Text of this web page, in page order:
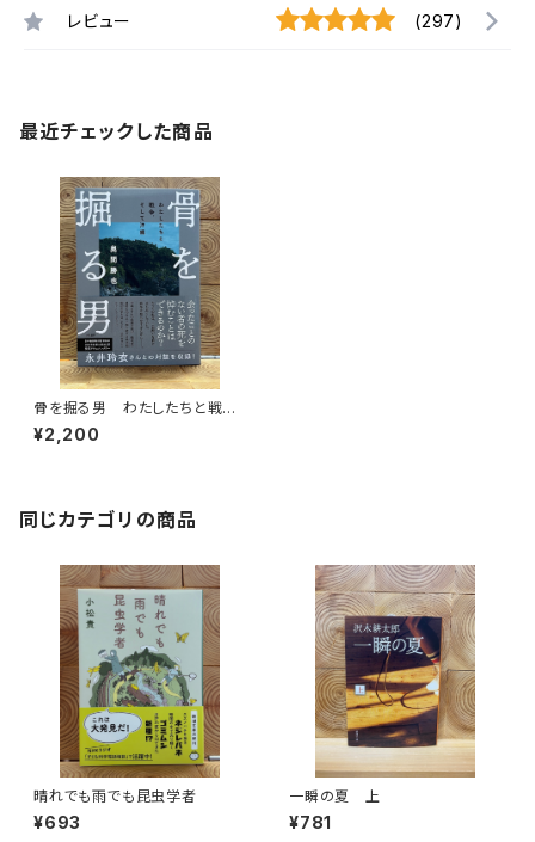
レビュー (297)
最近チェックした商品
骨を掘る男 わたしたちと戦争、
そして沖縄
¥2,200
同じカテゴリの商品
晴れでも雨でも昆虫学者
¥693
一瞬の夏 上
¥781